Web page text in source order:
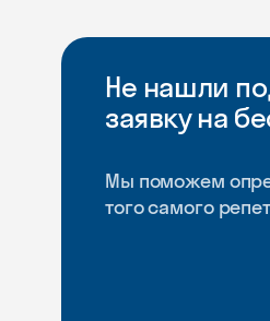
Не нашли
заявку на
Мы поможем
того самого